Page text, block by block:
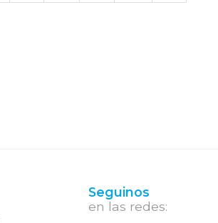
Seguinos
en las redes: